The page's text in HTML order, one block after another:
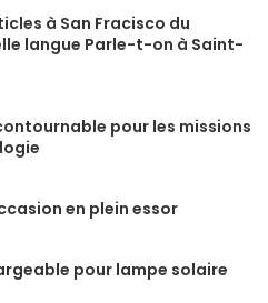
à San Fracisco du
langue Parle-t-on à Saint-
pour les missions
en plein essor
pour lampe solaire